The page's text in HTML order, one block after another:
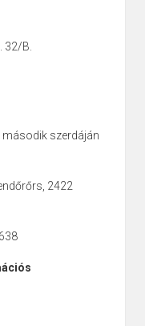
32/B.
szerdáján
2422